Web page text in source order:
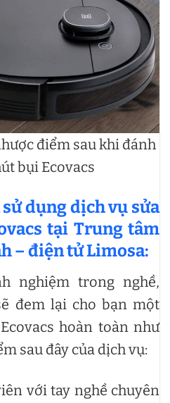
điểm sau khi đánh
bụi Ecovacs
sử dụng dịch vụ sửa
tại Trung tâm
– điện tử Limosa:
nghiệm trong nghề,
đem lại cho bạn một
hoàn toàn như
sau đây của dịch vụ:
với tay nghề chuyên